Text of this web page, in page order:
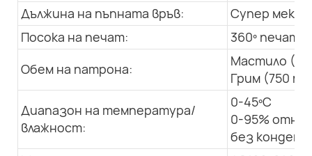
Дължина на пъпната връв:
Супер мека,
Посока на печат:
360º печат
Обем на патрона:
Мастило
Грим (750 мл)
Диапазон на температура/
влажност:
0-45ºC
0-95%
без